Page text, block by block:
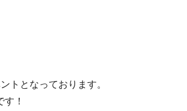
トとなっております。
！